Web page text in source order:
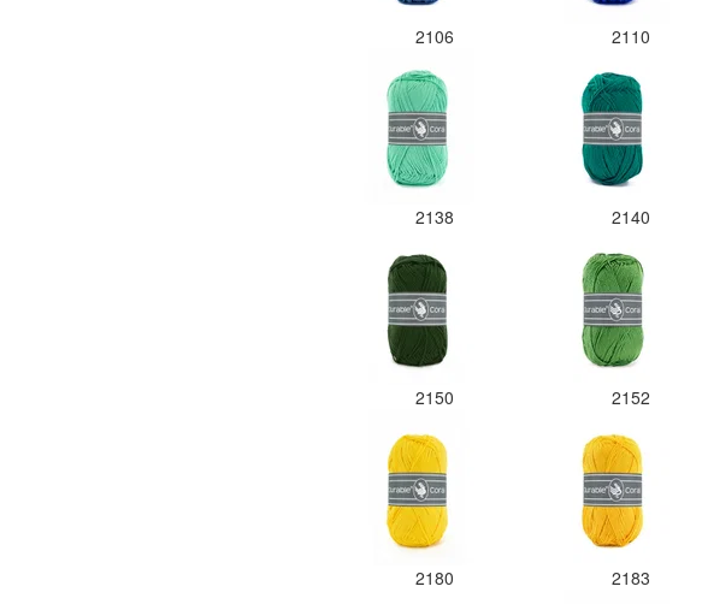
2106 2110
2138 2140
2150 2152
2180 2183